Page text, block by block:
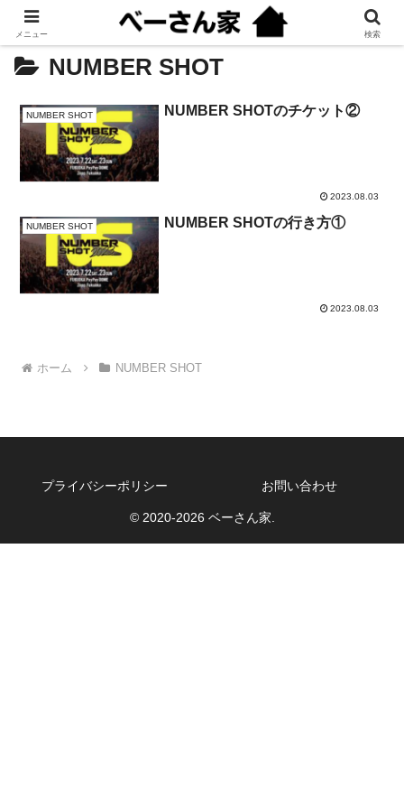
NUMBER SHOT
NUMBER SHOT NUMBER SHOTのチケット②
2023.08.03
NUMBER SHOT NUMBER SHOTの行き方①
2023.08.03
ホーム NUMBER SHOT
プライバシーポリシー お問い合わせ
© 2020-2026 ベーさん家.
メニュー 検索